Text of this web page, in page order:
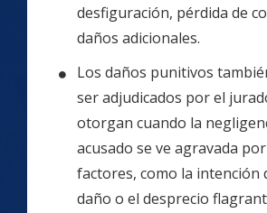
desfiguración, pérdida de
daños adicionales.
Los daños punitivos
ser adjudicados por el
otorgan cuando la
acusado se ve agravada
factores, como la intención
daño o el desprecio